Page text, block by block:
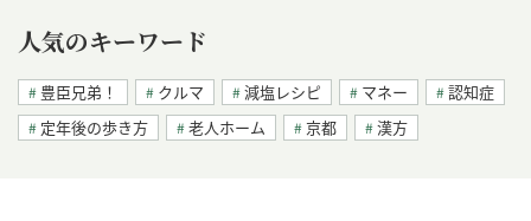
人気のキーワード
豊臣兄弟！ クルマ 減塩レシピ マネー
認知症
定年後の歩き方
老人ホーム 京都 漢方